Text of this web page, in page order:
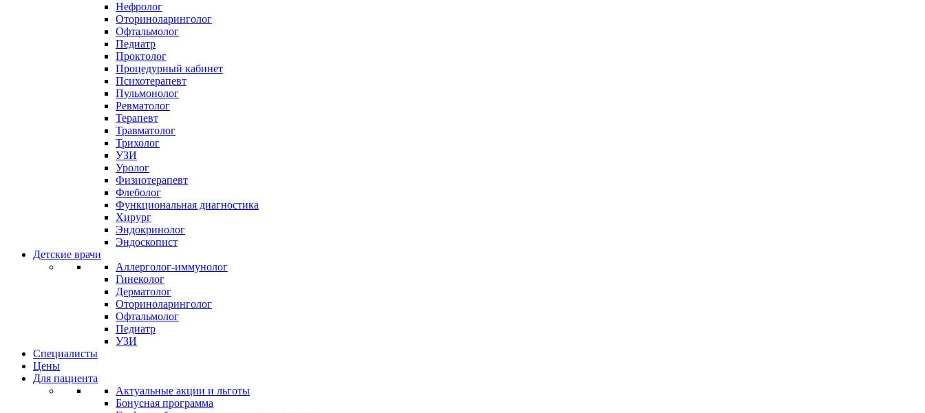
Нефролог
Оториноларинголог
Офтальмолог
Педиатр
Проктолог
Процедурный кабинет
Психотерапевт
Пульмонолог
Ревматолог
Терапевт
Травматолог
Трихолог
УЗИ
Уролог
Физиотерапевт
Флеболог
Функциональная диагностика
Хирург
Эндокринолог
Эндоскопист
Детские врачи
Аллерголог-иммунолог
Гинеколог
Дерматолог
Оториноларинголог
Офтальмолог
Педиатр
УЗИ
Специалисты
Цены
Для пациента
Актуальные акции и льготы
Бонусная программа